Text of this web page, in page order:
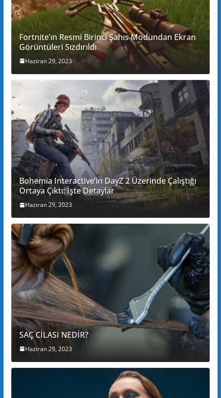
Fortnite’ın Resmi Birinci Şahıs Modundan Ekran
Görüntüleri Sızdırıldı
Haziran 29, 2023
Bohemia Interactive’in DayZ 2 Üzerinde Çalıştığı
Ortaya Çıktı: İşte Detaylar
Haziran 29, 2023
SAÇ CİLASI NEDİR?
Haziran 29, 2023